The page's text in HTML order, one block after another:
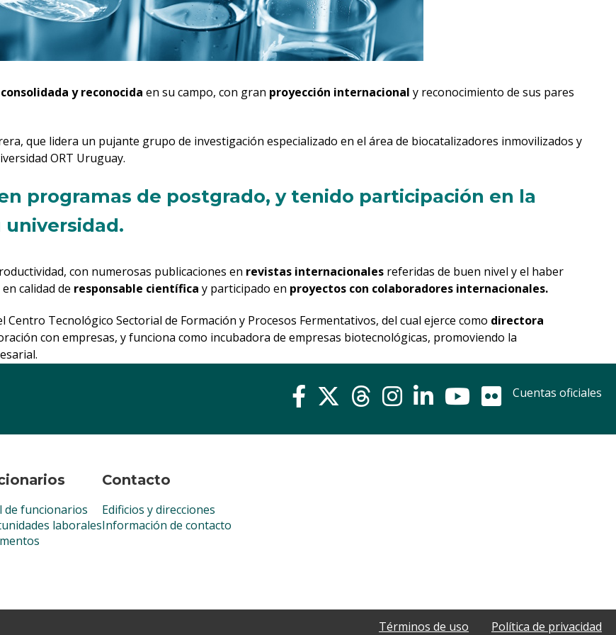
y reconocida en su campo, con gran proyección internacional y reconocimiento de sus pares
que lidera un pujante grupo de investigación especializado en el área de biocatalizadores inmovilizados y
ORT Uruguay.
programas de postgrado, y tenido participación en la
con numerosas publicaciones en revistas internacionales referidas de buen nivel y el haber
calidad de responsable científica y participado en proyectos con colaboradores internacionales.
Tecnológico Sectorial de Formación y Procesos Fermentativos, del cual ejerce como directora
con empresas, y funciona como incubadora de empresas biotecnológicas, promoviendo la
de funcionarios
laborales
Contacto
Edificios y direcciones
Información de contacto
Cuentas oficiales
Términos de uso Política de privacidad